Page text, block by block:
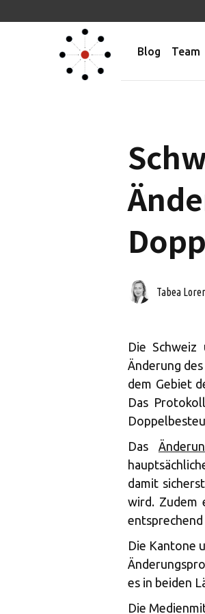
Blog Team
Tabea
Die
Änderung
dem Gebiet
Das
Das
damit
wird. Zudem
Die Kantone
es in beiden
Die